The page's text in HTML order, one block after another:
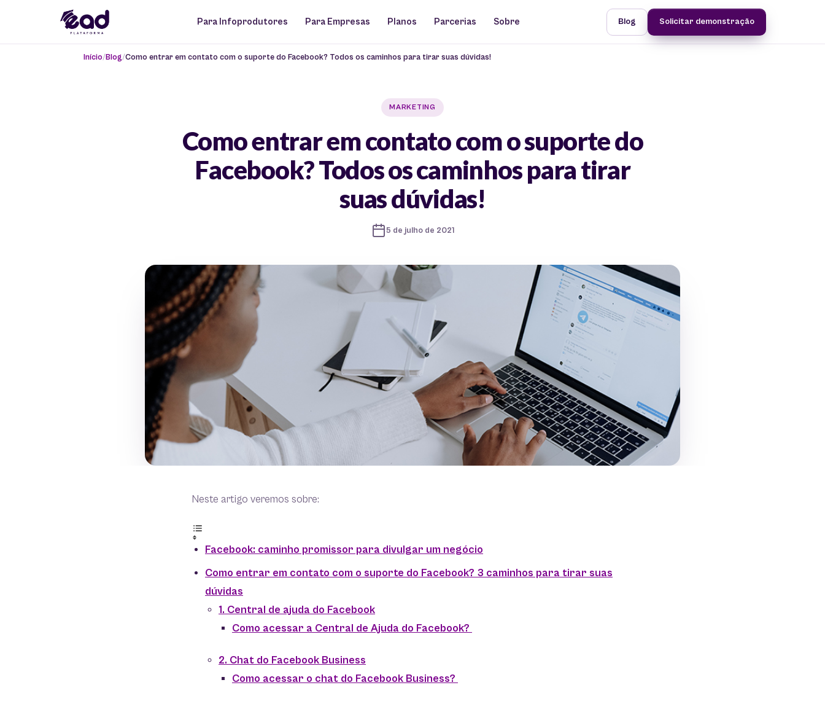
Para Infoprodutores Para Empresas Planos Parcerias Sobre Blog Solicitar demonstração
Início Blog Como entrar em contato com o suporte do Facebook? Todos os caminhos para tirar suas dúvidas!
MARKETING
Como entrar em contato com o suporte do
Facebook? Todos os caminhos para tirar
suas dúvidas!
5 de julho de 2021
Neste artigo veremos sobre:
Facebook: caminho promissor para divulgar um negócio
Como entrar em contato com o suporte do Facebook? 3 caminhos para tirar suas
dúvidas
1. Central de ajuda do Facebook
Como acessar a Central de Ajuda do Facebook?
2. Chat do Facebook Business
Como acessar o chat do Facebook Business?